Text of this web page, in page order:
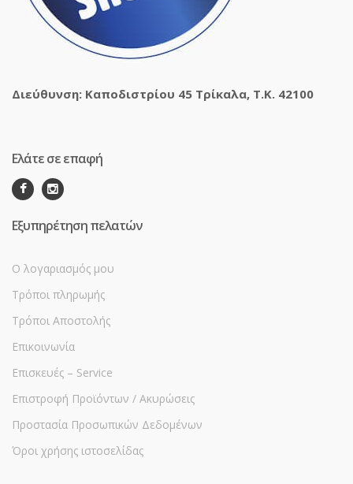
Διεύθυνση: Καποδιστρίου 45 Τρίκαλα, Τ.Κ. 42100
Ελάτε σε επαφή
Εξυπηρέτηση πελατών
Ο λογαριασμός μου
Τρόποι πληρωμής
Τρόποι Αποστολής
Επικοινωνία
Επισκευές – Service
Επιστροφή Προϊόντων / Ακυρώσεις
Προστασία Προσωπικών Δεδομένων
Όροι χρήσης ιστοσελίδας